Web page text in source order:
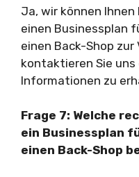
Ja, wir können
einen Businessplan
einen Back-Shop
kontaktieren Sie
Informationen zu
Frage 7: Welche
ein Businessplan
einen Back-Shop